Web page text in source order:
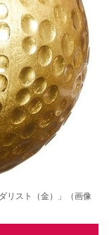
リスト（金）」（画像